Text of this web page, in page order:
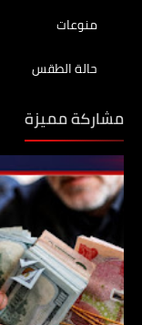
منوعات
حالة الطقس
مشاركة مميزة